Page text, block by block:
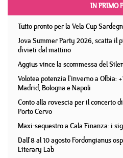
IN PRIMO
Tutto pronto per la Vela Cup
Jova Summer Party 2026, scatta il
divieti dal mattino
Aggius vince la scommessa del
Volotea potenzia l'inverno a Olbia:
Madrid, Bologna e Napoli
Conto alla rovescia per il concerto
Porto Cervo
Maxi-sequestro a Cala Finanza: i
Dall'8 al 10 agosto Fordongianus
Literary Lab